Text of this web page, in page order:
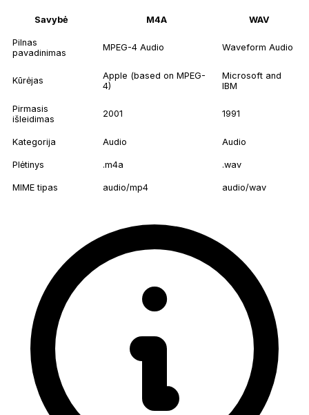
Savybė M4A WAV
Pilnas
pavadinimas
MPEG-4 Audio Waveform Audio
Kūrėjas
Apple (based on MPEG-
4)
Microsoft and
IBM
Pirmasis
išleidimas
2001 1991
Kategorija Audio Audio
Plėtinys .m4a .wav
MIME tipas audio/mp4 audio/wav